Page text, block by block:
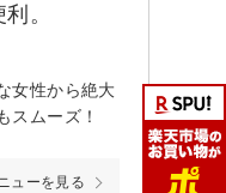
。
女性から絶大
スムーズ！
ューを見る